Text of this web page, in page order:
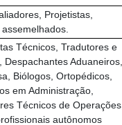
Projetistas,
Técnicos, Tradutores e
Aduaneiros,
Biólogos, Ortopédicos,
em Administração,
Técnicos de Operações,
autônomos